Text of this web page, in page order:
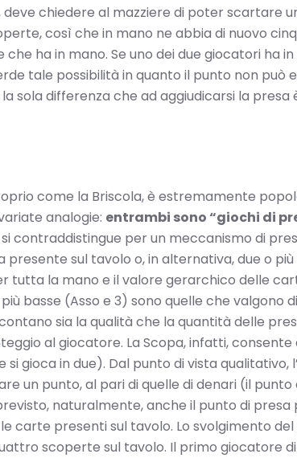
chiedere al mazziere di poter scartare
così che in mano ne abbia di nuovo
ha in mano. Se uno dei due giocatori ha
tale possibilità in quanto il punto non può
sola differenza che ad aggiudicarsi la
come la Briscola, è estremamente
analogie: entrambi sono “giochi di
contraddistingue per un meccanismo di
sul tavolo o, in alternativa, due o
tutta la mano e il valore gerarchico delle
basse (Asso e 3) sono quelle che valgono
sia la qualità che la quantità delle
al giocatore. La Scopa, infatti, consente
gioca in due). Dal punto di vista qualitativo,
un punto, al pari di quelle di denari (il punto
naturalmente, anche il punto di presa
carte presenti sul tavolo. Lo svolgimento
scoperte sul tavolo. Il primo giocatore